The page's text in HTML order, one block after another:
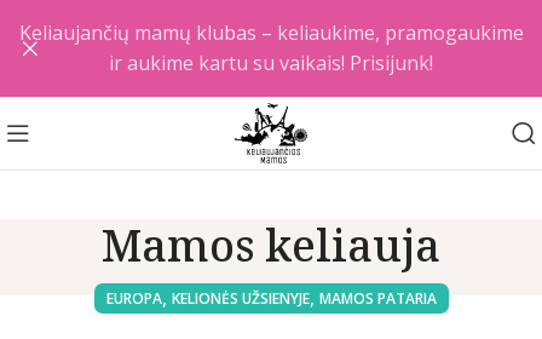
Mamos keliauja
EUROPA, KELIONĖS UŽSIENYJE, MAMOS PATARIA
Keliaujančių mamų klubas – keliaukime, pramogaukime
ir aukime kartu su vaikais! Prisijunk!